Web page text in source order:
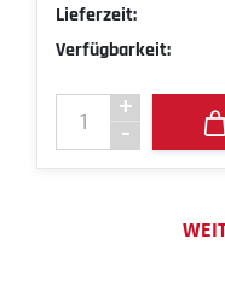
Lieferzeit:
Verfügbarkeit: